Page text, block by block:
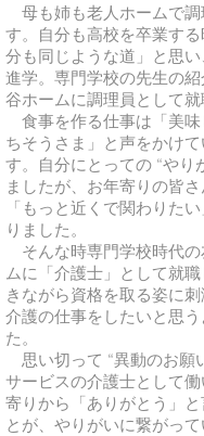
母も姉も老人ホームで調
す。自分も高校を卒業す
分も同じような道」と思
進学。専門学校の先生の
谷ホームに調理員として就
食事を作る仕事は「美
ちそうさま」と声をかけ
す。自分にとっての “やり
ましたが、お年寄りの皆
「もっと近くで関わりた
りました。
そんな時専門学校時代の
ムに「介護士」として就
きながら資格を取る姿に
介護の仕事をしたいと思
た。
思い切って “異動のお願
サービスの介護士として
寄りから「ありがとう」
とが、やりがいに繋がって